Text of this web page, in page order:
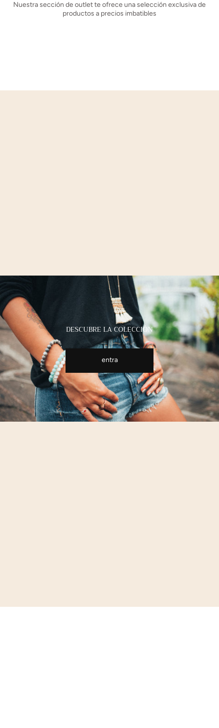
Nuestra sección de outlet te ofrece una selección exclusiva de
productos a precios imbatibles
DESCUBRE LA COLECCIÓN
entra